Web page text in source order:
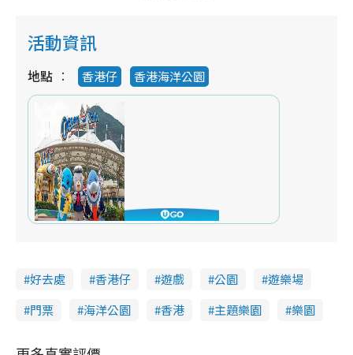
活動資訊
地點 香港仔 香港海洋公園
好去處 香港仔 遊戲 公園
遊樂場
門票
海洋公園 香港 主題樂園 樂園